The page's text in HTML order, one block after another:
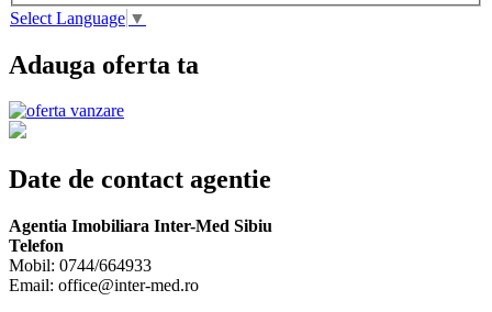
Select Language ▼
Adauga oferta ta
Date de contact agentie
Agentia Imobiliara Inter-Med Sibiu
Telefon
Mobil: 0744/664933
Email: office@inter-med.ro